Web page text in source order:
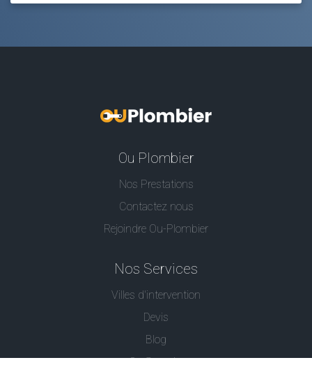
Ou Plombier
Nos Prestations
Contactez nous
Rejoindre Ou-Plombier
Nos Services
Villes d'intervention
Devis
Blog
Ou Serrurier